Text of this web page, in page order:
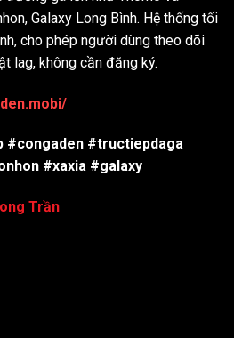
Galaxy Long Bình. Hệ thống tối
cho phép người dùng theo dõi
lag, không cần đăng ký.
#congaden #tructiepdaga
#xaxia #galaxy
Trần